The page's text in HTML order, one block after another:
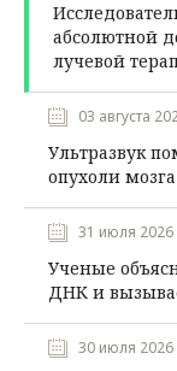
абсолютной
лучевой
03 августа
Ультразвук
опухоли мозга
31 июля 2026
Ученые
ДНК и
30 июля 2026